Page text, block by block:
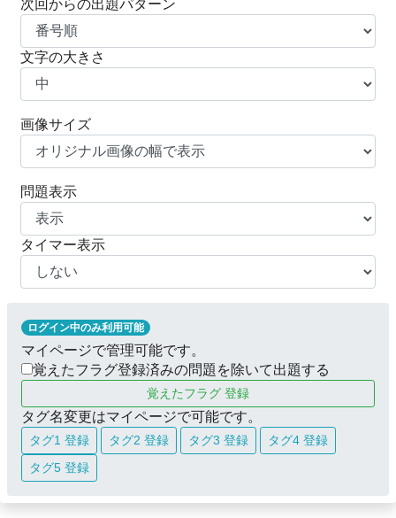
次回からの出題パターン
文字の大きさ
画像サイズ
問題表示
タイマー表示
ログイン中のみ利用可能
マイページで管理可能です。
覚えたフラグ登録済みの問題を除いて出題する
覚えたフラグ 登録
タグ名変更はマイページで可能です。
タグ1 登録 タグ2 登録 タグ3 登録
タグ4 登録
タグ5 登録